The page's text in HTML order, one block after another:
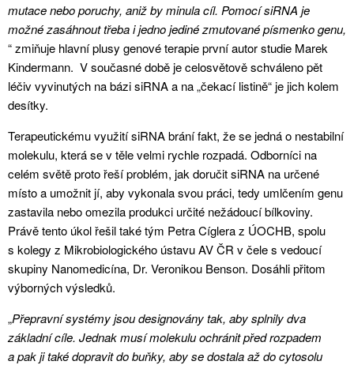
mutace nebo poruchy, aniž by minula cíl. Pomocí siRNA je
možné zasáhnout třeba i jedno jediné zmutované písmenko genu,
“ zmiňuje hlavní plusy genové terapie první autor studie Marek
Kindermann. V současné době je celosvětově schváleno pět
léčiv vyvinutých na bázi siRNA a na „čekací listině“ je jich kolem
desítky.
Terapeutickému využití siRNA brání fakt, že se jedná o nestabilní
molekulu, která se v těle velmi rychle rozpadá. Odborníci na
celém světě proto řeší problém, jak doručit siRNA na určené
místo a umožnit jí, aby vykonala svou práci, tedy umlčením genu
zastavila nebo omezila produkci určité nežádoucí bílkoviny.
Právě tento úkol řešil také tým Petra Cíglera z ÚOCHB, spolu
s kolegy z Mikrobiologického ústavu AV ČR v čele s vedoucí
skupiny Nanomedicína, Dr. Veronikou Benson. Dosáhli přitom
výborných výsledků.
„Přepravní systémy jsou designovány tak, aby splnily dva
základní cíle. Jednak musí molekulu ochránit před rozpadem
a pak ji také dopravit do buňky, aby se dostala až do cytosolu